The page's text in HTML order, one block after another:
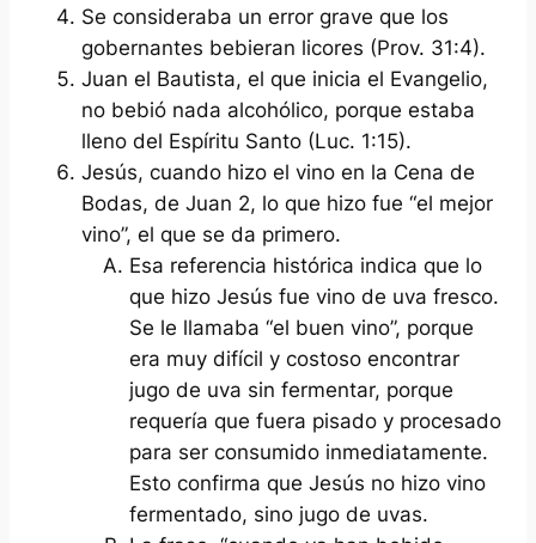
Se consideraba un error grave que los
gobernantes bebieran licores (Prov. 31:4).
Juan el Bautista, el que inicia el Evangelio,
no bebió nada alcohólico, porque estaba
lleno del Espíritu Santo (Luc. 1:15).
Jesús, cuando hizo el vino en la Cena de
Bodas, de Juan 2, lo que hizo fue “el mejor
vino”, el que se da primero.
Esa referencia histórica indica que lo
que hizo Jesús fue vino de uva fresco.
Se le llamaba “el buen vino”, porque
era muy difícil y costoso encontrar
jugo de uva sin fermentar, porque
requería que fuera pisado y procesado
para ser consumido inmediatamente.
Esto confirma que Jesús no hizo vino
fermentado, sino jugo de uvas.